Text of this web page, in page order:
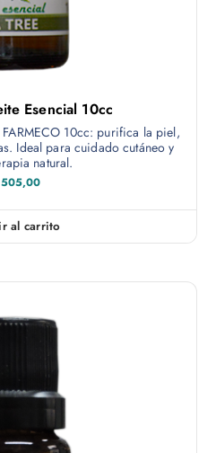
Esencial 10cc
10cc: purifica la piel,
Ideal para cuidado cutáneo y
natural.
505,00
al carrito